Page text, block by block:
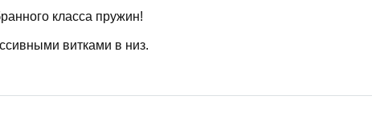
класса пружин!
витками в низ.